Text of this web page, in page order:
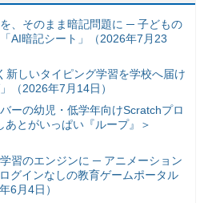
、そのまま暗記問題に ─ 子どもの
AI暗記シート」（2026年7月23
新しいタイピング学習を学校へ届け
（2026年7月14日）
ーの幼児・低学年向けScratchプロ
とがいっぱい『ループ』＞
習のエンジンに ─ アニメーション
グインなしの教育ゲームポータル
6月4日）